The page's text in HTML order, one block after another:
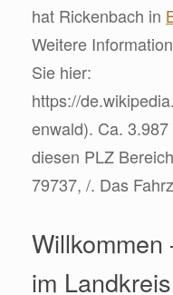
hat Rickenbach in
Weitere
Sie hier:
https://
enwald). Ca.
diesen PLZ
79737, /. Das
im